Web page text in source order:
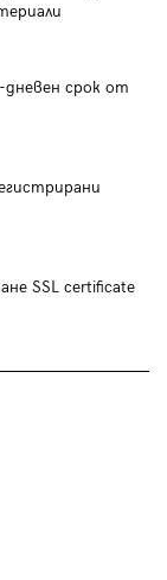
срок от
SSL certificate